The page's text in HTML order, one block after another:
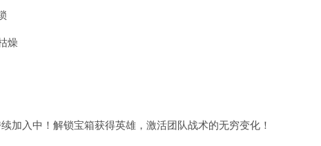
燥
加入中！解锁宝箱获得英雄，激活团队战术的无穷变化！